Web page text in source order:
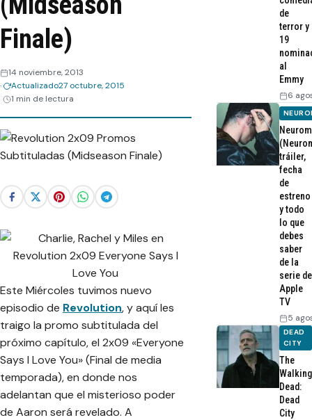
Webisodios
Finale)
14 noviembre, 2013
Actualizado27 octubre, 2015
1 min de lectura
Este Miércoles tuvimos nuevo
episodio de Revolution, y aquí les
traigo la promo subtitulada del
próximo capítulo, el 2x09 «Everyone
Says I Love You» (Final de media
temporada), en donde nos
adelantan que el misterioso poder
de Aaron será revelado. A
de
terror y
19
al
Emmy
6
tráiler,
fecha
de
estreno
y todo
lo que
debes
saber
de la
serie de
Apple
TV
5
DEAD
CITY
The
Walking
Dead:
Dead
City